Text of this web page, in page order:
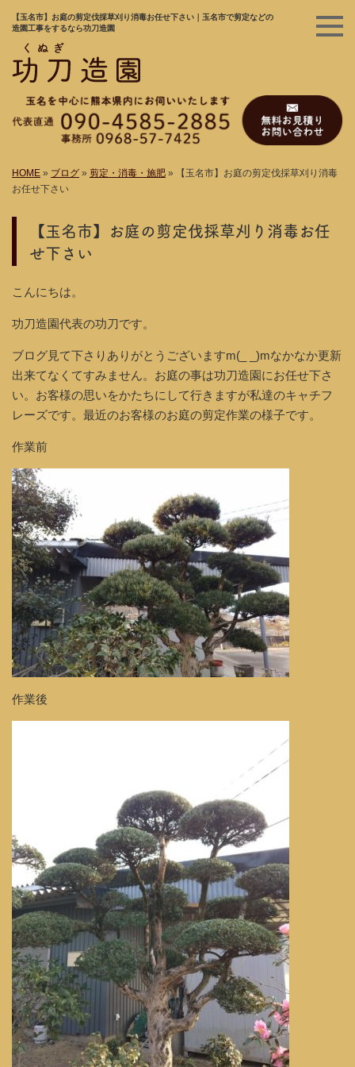
【玉名市】お庭の剪定伐採草刈り消毒お任せ下さい｜玉名市で剪定などの
造園工事をするなら功刀造園
HOME » ブログ » 剪定・消毒・施肥 »
【玉名市】お庭の剪定伐採草刈り消毒
お任せ下さい
【玉名市】お庭の剪定伐採草刈り消毒お任
せ下さい
こんにちは。
功刀造園代表の功刀です。
ブログ見て下さりありがとうございますm(_ _)mなかなか更新
出来てなくてすみません。お庭の事は功刀造園にお任せ下さ
い。お客様の思いをかたちにして行きますが私達のキャチフ
レーズです。最近のお客様のお庭の剪定作業の様子です。
作業前
作業後